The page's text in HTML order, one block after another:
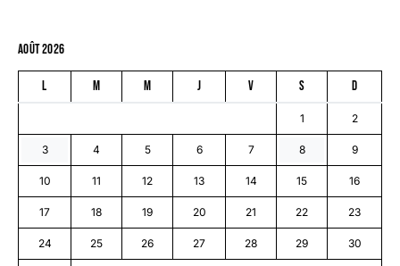
août 2026
L M M J V S D
1 2
3 4 5 6 7 8 9
10 11 12 13 14 15 16
17 18 19 20 21 22 23
24 25 26 27 28 29 30